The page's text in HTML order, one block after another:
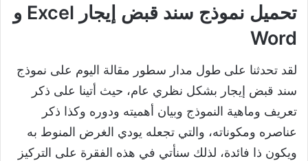
تحميل نموذج سند قبض إيجار Excel و
Word
لقد تحدثنا على طول مدار سطور مقالة اليوم على نموذج
سند قبض إيجار بشكل نظري عام، حيث أتينا على ذكر
تعريف وماهية النموذج وبيان أهميته ودوره وكذا ذكر
عناصره ومكوناته، والتي تجعله يودي الغرض المنوط به
ويكون ذا فائدة، لذلك سنأتي في هذه الفقرة على التركيز